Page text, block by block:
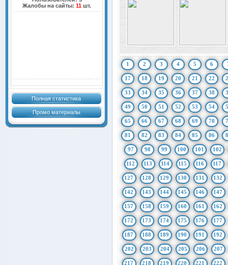
Жалобы на сайты:11 шт.
Полная статистика
Промо материалы
1 2 3 4 5 6
17 18 19 20 21 22
33 34 35 36 37 38
49 50 51 52 53 54
65 66 67 68 69 70
81 82 83 84 85 86
97 98 99 100 101 102
112 113 114 115 116 117
127 128 129 130 131 132
142 143 144 145 146 147
157 158 159 160 161 162
172 173 174 175 176 177
187 188 189 190 191 192
202 203 204 205 206 207
217 218 219 220 221 222